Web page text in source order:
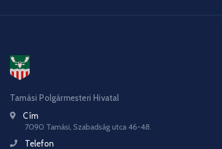
Tamási Polgármesteri Hivatal
Cím
7090 Tamási, Szabadság utca 46-48.
Telefon